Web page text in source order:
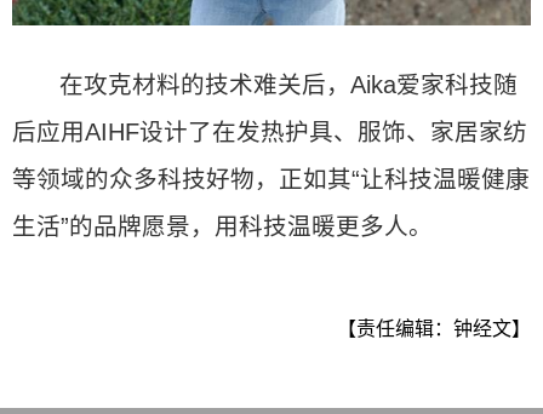
在攻克材料的技术难关后，Aika爱家科技随
后应用AIHF设计了在发热护具、服饰、家居家纺
等领域的众多科技好物，正如其“让科技温暖健康
生活”的品牌愿景，用科技温暖更多人。
【责任编辑：钟经文】